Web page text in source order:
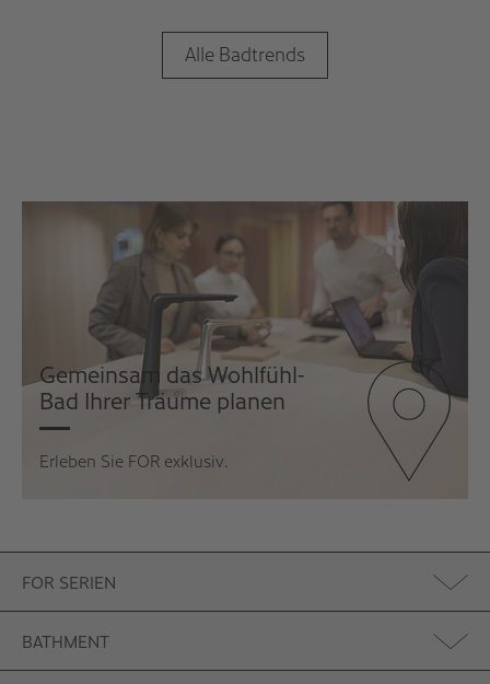
Alle Badtrends
Gemeinsam das Wohlfühl-
Bad Ihrer Träume planen
Erleben Sie FOR exklusiv
FOR SERIEN
BATHMENT